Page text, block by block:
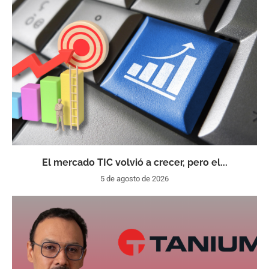
El mercado TIC volvió a crecer, pero el...
5 de agosto de 2026